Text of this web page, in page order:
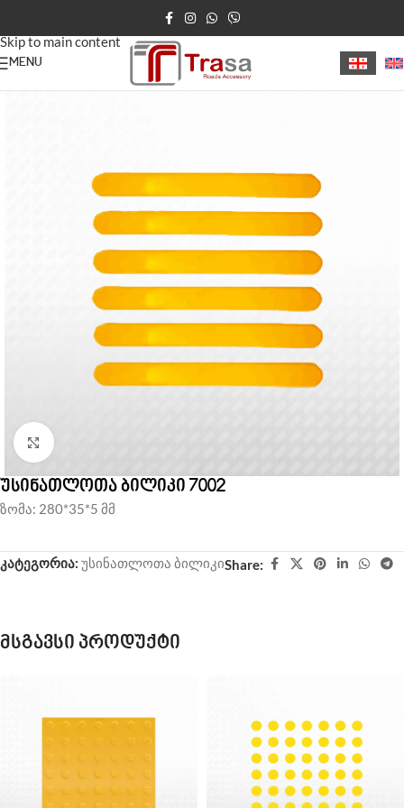
Skip to main content
MENU
მთავარი უსინათლოთა ბილიკი
Click to enlarge
უსინათლოთა ბილიკი 7002
ზომა: 280*35*5 მმ
კატეგორია: უსინათლოთა ბილიკიShare:
მსგავსი პროდუქტი